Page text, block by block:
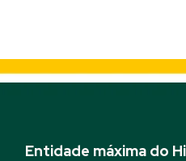
Entidade máxima do